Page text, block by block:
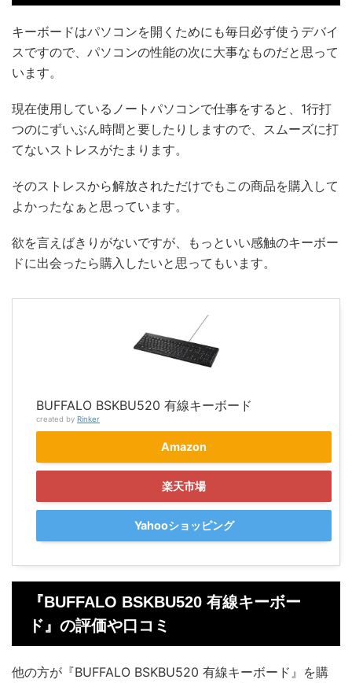
キーボードはパソコンを開くためにも毎日必ず使うデバイ
スですので、パソコンの性能の次に大事なものだと思って
います。
現在使用しているノートパソコンで仕事をすると、1行打
つのにずいぶん時間と要したりしますので、スムーズに打
てないストレスがたまります。
そのストレスから解放されただけでもこの商品を購入して
よかったなぁと思っています。
欲を言えばきりがないですが、もっといい感触のキーボー
ドに出会ったら購入したいと思ってもいます。
BUFFALO BSKBU520 有線キーボード
created by Rinker
Amazon
楽天市場
Yahooショッピング
『BUFFALO BSKBU520 有線キーボー
ド』の評価や口コミ
他の方が『BUFFALO BSKBU520 有線キーボード』を購